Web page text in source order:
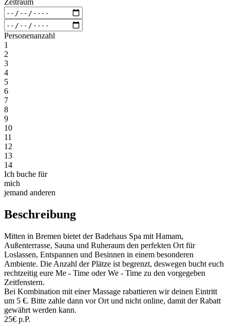
Zeitraum
Personenanzahl
1
2
3
4
5
6
7
8
9
10
11
12
13
14
Ich buche für
mich
jemand anderen
Beschreibung
Mitten in Bremen bietet der Badehaus Spa mit Hamam,
Außenterrasse, Sauna und Ruheraum den perfekten Ort für
Loslassen, Entspannen und Besinnen in einem besonderen
Ambiente. Die Anzahl der Plätze ist begrenzt, deswegen bucht euch
rechtzeitig eure Me - Time oder We - Time zu den vorgegeben
Zeitfenstern.
Bei Kombination mit einer Massage rabattieren wir deinen Eintritt
um 5 €. Bitte zahle dann vor Ort und nicht online, damit der Rabatt
gewährt werden kann.
25€ p.P.